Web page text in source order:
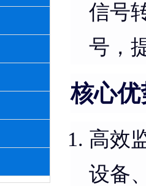
信号
号，
核心优
高效
设备